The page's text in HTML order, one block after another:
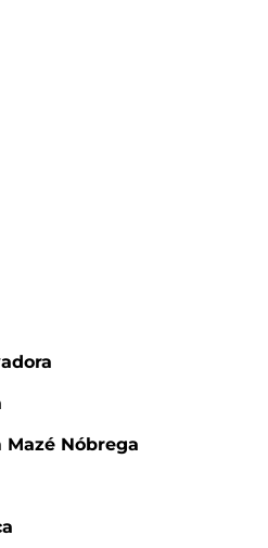
Nóbrega